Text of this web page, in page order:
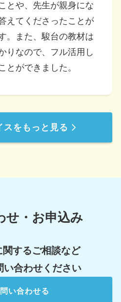
とや、先生が親身にな
えてくださったことが
。また、駿台の教材は
りなので、フル活用し
とができました。
スをもっと見る
せ・お申込み
するご相談など
い合わせください
い合わせる